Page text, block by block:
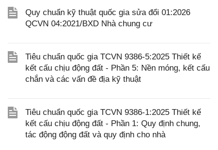
Quy chuẩn kỹ thuật quốc gia sửa đổi 01:2026
QCVN 04:2021/BXD Nhà chung cư
Tiêu chuẩn quốc gia TCVN 9386-5:2025 Thiết kế
kết cấu chịu động đất - Phần 5: Nền móng, kết cấu
chắn và các vấn đề địa kỹ thuật
Tiêu chuẩn quốc gia TCVN 9386-1:2025 Thiết kế
kết cấu chịu động đất - Phần 1: Quy định chung,
tác động động đất và quy định cho nhà